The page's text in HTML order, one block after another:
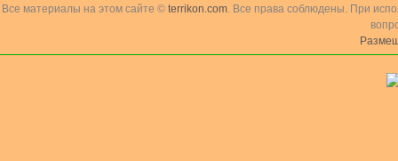
Все материалы на этом сайте © terrikon.com. Все права соблюдены. При